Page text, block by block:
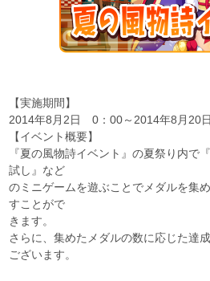
【実施期間】
2014年8月2日 0：00～2014年8月20
【イベント概要】
『夏の風物詩イベント』の夏祭り内で
試し』など
のミニゲームを遊ぶことでメダルを集
すことがで
きます。
さらに、集めたメダルの数に応じた達
ございます。